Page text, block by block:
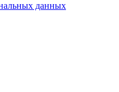
данных